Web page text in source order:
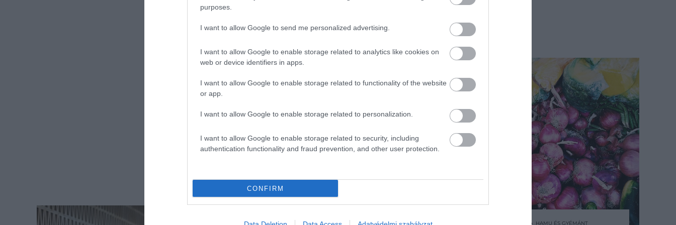
purposes.
I want to allow Google to send me personalized advertising.
I want to allow Google to enable storage related to analytics like cookies on
web or device identifiers in apps.
I want to allow Google to enable storage related to functionality of the website
or app.
I want to allow Google to enable storage related to personalization.
I want to allow Google to enable storage related to security, including
authentication functionality and fraud prevention, and other user protection.
CONFIRM
2024. AUGUSZTUS 8. ● HAMU ÉS GYÉMÁNT